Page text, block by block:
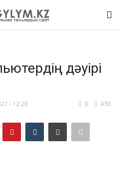
дәуірі
- 12:20 0 430